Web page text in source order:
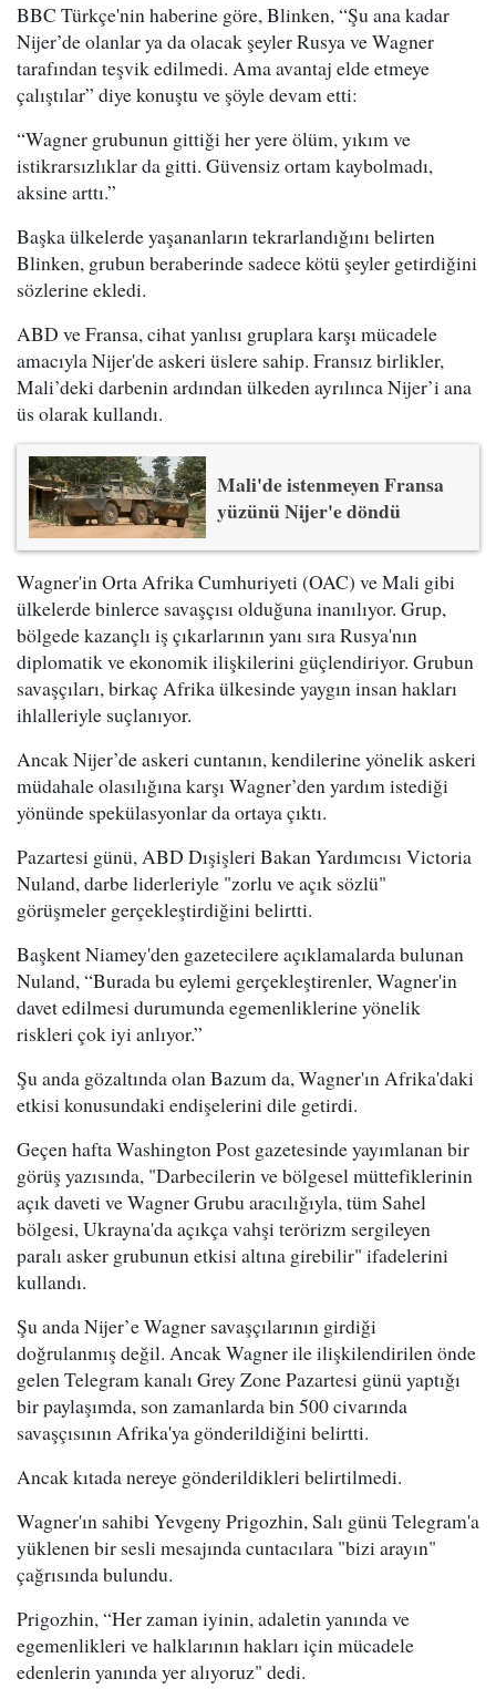
BBC Türkçe'nin haberine göre, Blinken, “Şu ana kadar
Nijer’de olanlar ya da olacak şeyler Rusya ve Wagner
tarafından teşvik edilmedi. Ama avantaj elde etmeye
çalıştılar” diye konuştu ve şöyle devam etti:
“Wagner grubunun gittiği her yere ölüm, yıkım ve
istikrarsızlıklar da gitti. Güvensiz ortam kaybolmadı,
aksine arttı.”
Başka ülkelerde yaşananların tekrarlandığını belirten
Blinken, grubun beraberinde sadece kötü şeyler getirdiğini
sözlerine ekledi.
ABD ve Fransa, cihat yanlısı gruplara karşı mücadele
amacıyla Nijer'de askeri üslere sahip. Fransız birlikler,
Mali’deki darbenin ardından ülkeden ayrılınca Nijer’i ana
üs olarak kullandı.
Mali'de istenmeyen Fransa
yüzünü Nijer'e döndü
Wagner'in Orta Afrika Cumhuriyeti (OAC) ve Mali gibi
ülkelerde binlerce savaşçısı olduğuna inanılıyor. Grup,
bölgede kazançlı iş çıkarlarının yanı sıra Rusya'nın
diplomatik ve ekonomik ilişkilerini güçlendiriyor. Grubun
savaşçıları, birkaç Afrika ülkesinde yaygın insan hakları
ihlalleriyle suçlanıyor.
Ancak Nijer’de askeri cuntanın, kendilerine yönelik askeri
müdahale olasılığına karşı Wagner’den yardım istediği
yönünde spekülasyonlar da ortaya çıktı.
Pazartesi günü, ABD Dışişleri Bakan Yardımcısı Victoria
Nuland, darbe liderleriyle "zorlu ve açık sözlü"
görüşmeler gerçekleştirdiğini belirtti.
Başkent Niamey'den gazetecilere açıklamalarda bulunan
Nuland, “Burada bu eylemi gerçekleştirenler, Wagner'in
davet edilmesi durumunda egemenliklerine yönelik
riskleri çok iyi anlıyor.”
Şu anda gözaltında olan Bazum da, Wagner'ın Afrika'daki
etkisi konusundaki endişelerini dile getirdi.
Geçen hafta Washington Post gazetesinde yayımlanan bir
görüş yazısında, "Darbecilerin ve bölgesel müttefiklerinin
açık daveti ve Wagner Grubu aracılığıyla, tüm Sahel
bölgesi, Ukrayna'da açıkça vahşi terörizm sergileyen
paralı asker grubunun etkisi altına girebilir" ifadelerini
kullandı.
Şu anda Nijer’e Wagner savaşçılarının girdiği
doğrulanmış değil. Ancak Wagner ile ilişkilendirilen önde
gelen Telegram kanalı Grey Zone Pazartesi günü yaptığı
bir paylaşımda, son zamanlarda bin 500 civarında
savaşçısının Afrika'ya gönderildiğini belirtti.
Ancak kıtada nereye gönderildikleri belirtilmedi.
Wagner'ın sahibi Yevgeny Prigozhin, Salı günü Telegram'a
yüklenen bir sesli mesajında cuntacılara "bizi arayın"
çağrısında bulundu.
Prigozhin, “Her zaman iyinin, adaletin yanında ve
egemenlikleri ve halklarının hakları için mücadele
edenlerin yanında yer alıyoruz" dedi.